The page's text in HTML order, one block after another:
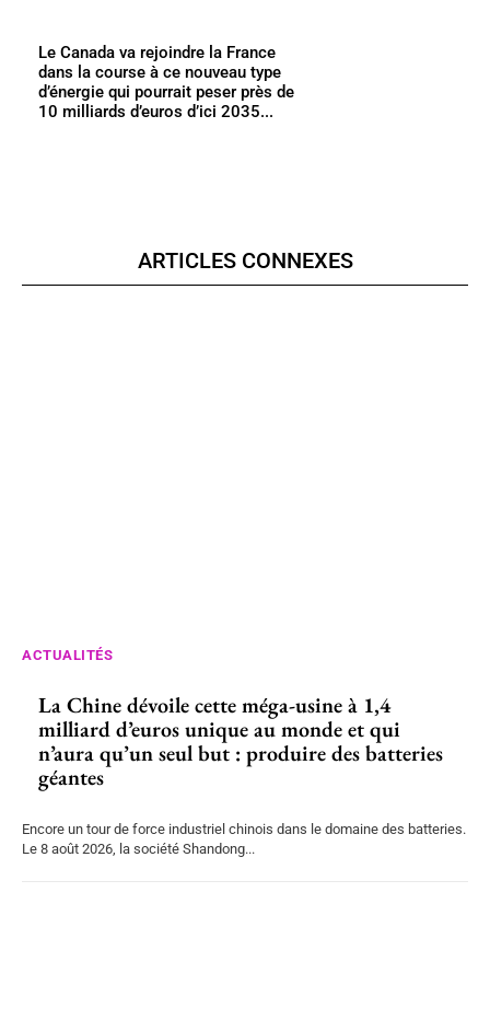
Le Canada va rejoindre la France
dans la course à ce nouveau type
d’énergie qui pourrait peser près de
10 milliards d’euros d’ici 2035...
ARTICLES CONNEXES
ACTUALITÉS
La Chine dévoile cette méga-usine à 1,4
milliard d’euros unique au monde et qui
n’aura qu’un seul but : produire des batteries
géantes
Encore un tour de force industriel chinois dans le domaine des batteries.
Le 8 août 2026, la société Shandong...